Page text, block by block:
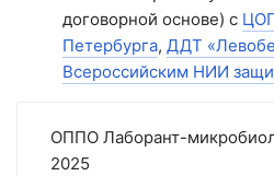
договорной основе) с
Петербурга, ДДТ
Всероссийским НИИ
ОППО Лаборант-
2025